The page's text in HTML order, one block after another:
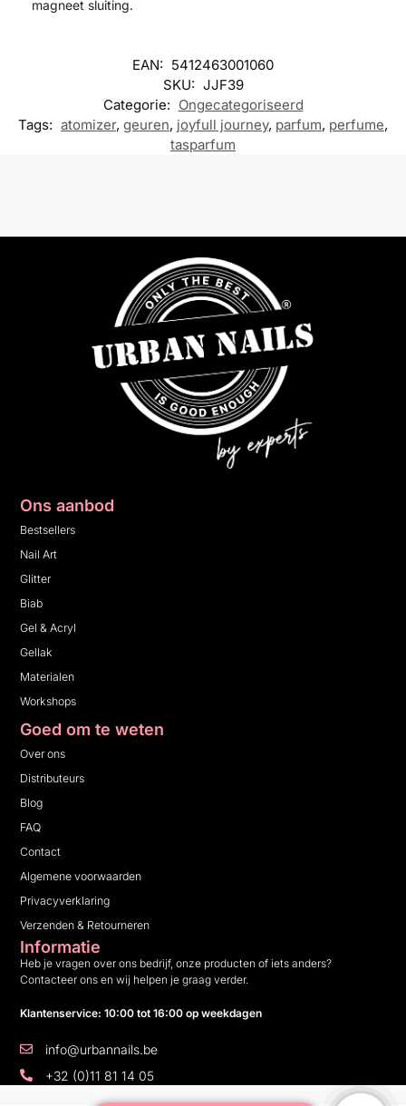
magneet sluiting.
EAN: 5412463001060
SKU: JJF39
Categorie: Ongecategoriseerd
Tags: atomizer, geuren, joyfull journey, parfum, perfume,
tasparfum
Ons aanbod
Bestsellers
Nail Art
Glitter
Biab
Gel & Acryl
Gellak
Materialen
Workshops
Goed om te weten
Over ons
Distributeurs
Blog
FAQ
Contact
Algemene voorwaarden
Privacyverklaring
Verzenden & Retourneren
Informatie
Heb je vragen over ons bedrijf, onze producten of iets anders?
Contacteer ons en wij helpen je graag verder.
Klantenservice: 10:00 tot 16:00 op weekdagen
info@urbannails.be
+32 (0)11 81 14 05